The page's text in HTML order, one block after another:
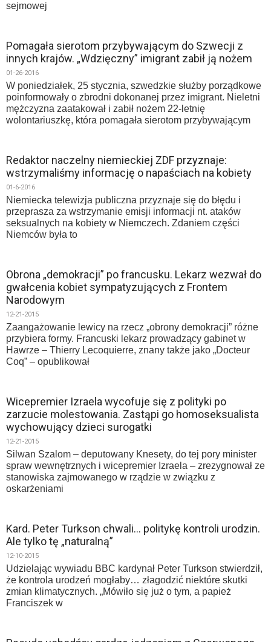
sejmowej
Pomagała sierotom przybywającym do Szwecji z
innych krajów. „Wdzięczny” imigrant zabił ją nożem
01-26-2016
W poniedziałek, 25 stycznia, szwedzkie służby porządkowe
poinformowały o zbrodni dokonanej przez imigrant. Nieletni
mężczyzna zaatakował i zabił nożem 22-letnię
wolontariuszkę, która pomagała sierotom przybywającym
Redaktor naczelny niemieckiej ZDF przyznaje:
wstrzymaliśmy informację o napaściach na kobiety
01-6-2016
Niemiecka telewizja publiczna przyznaje się do błędu i
przeprasza za wstrzymanie emisji informacji nt. ataków
seksualnych na kobiety w Niemczech. Zdaniem części
Niemców była to
Obrona „demokracji” po francusku. Lekarz wezwał do
gwałcenia kobiet sympatyzujących z Frontem
Narodowym
12-21-2015
Zaangażowanie lewicy na rzecz „obrony demokracji” różne
przybiera formy. Francuski lekarz prowadzący gabinet w
Hawrze – Thierry Lecoquierre, znany także jako „Docteur
Coq” – opublikował
Wicepremier Izraela wycofuje się z polityki po
zarzucie molestowania. Zastąpi go homoseksualista
wychowujący dzieci surogatki
12-21-2015
Silwan Szalom – deputowany Knesety, do tej pory minister
spraw wewnętrznych i wicepremier Izraela – zrezygnował ze
stanowiska zajmowanego w rządzie w związku z
oskarżeniami
Kard. Peter Turkson chwali… politykę kontroli urodzin.
Ale tylko tę „naturalną”
12-10-2015
Udzielając wywiadu BBC kardynał Peter Turkson stwierdził,
że kontrola urodzeń mogłaby… złagodzić niektóre skutki
zmian klimatycznych. „Mówiło się już o tym, a papież
Franciszek w